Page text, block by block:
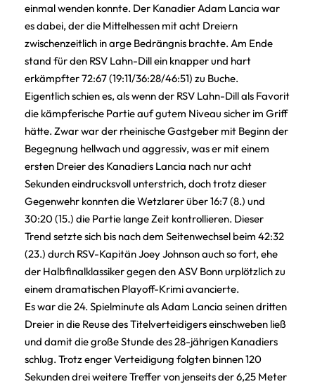
einmal wenden konnte. Der Kanadier Adam Lancia war
es dabei, der die Mittelhessen mit acht Dreiern
zwischenzeitlich in arge Bedrängnis brachte. Am Ende
stand für den RSV Lahn-Dill ein knapper und hart
erkämpfter 72:67 (19:11/36:28/46:51) zu Buche.
Eigentlich schien es, als wenn der RSV Lahn-Dill als Favorit
die kämpferische Partie auf gutem Niveau sicher im Griff
hätte. Zwar war der rheinische Gastgeber mit Beginn der
Begegnung hellwach und aggressiv, was er mit einem
ersten Dreier des Kanadiers Lancia nach nur acht
Sekunden eindrucksvoll unterstrich, doch trotz dieser
Gegenwehr konnten die Wetzlarer über 16:7 (8.) und
30:20 (15.) die Partie lange Zeit kontrollieren. Dieser
Trend setzte sich bis nach dem Seitenwechsel beim 42:32
(23.) durch RSV-Kapitän Joey Johnson auch so fort, ehe
der Halbfinalklassiker gegen den ASV Bonn urplötzlich zu
einem dramatischen Playoff-Krimi avancierte.
Es war die 24. Spielminute als Adam Lancia seinen dritten
Dreier in die Reuse des Titelverteidigers einschweben ließ
und damit die große Stunde des 28-jährigen Kanadiers
schlug. Trotz enger Verteidigung folgten binnen 120
Sekunden drei weitere Treffer von jenseits der 6,25 Meter